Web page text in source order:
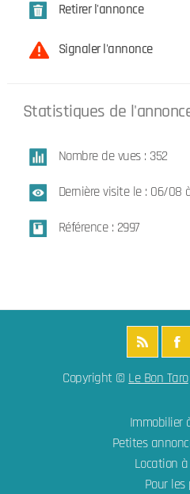
Retirer l'annonce
Signaler l'annonce
Statistiques de
Nombre de vues : 352
Dernière visite le : 06/08
Référence : 2997
Copyright © Le Bon Taro
Immobilier
Petites
Location
Pour les